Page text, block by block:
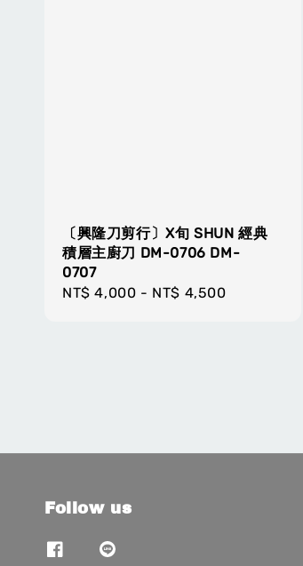
〔興隆刀剪行〕X旬 SHUN 經典
積層主廚刀 DM-0706 DM-
0707
Regular
NT$ 4,000 - NT$ 4,500
Follow us